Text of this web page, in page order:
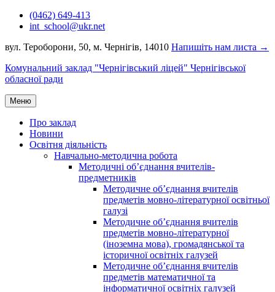
Перейти(0462) 649-413
int_school@ukr.net
вул. Тероборони, 50, м. Чернігів, 14010 Напишіть нам листа →
Комунальний заклад "Чернігівський ліцей" Чернігівської
обласної ради
Меню
Про заклад
Новини
Освітня діяльність
Навчально-методична робота
Методичні об’єднання вчителів-
предметників
Методичне об’єднання вчителів
предметів мовно-літературної освітньої
галузі
Методичне об’єднання вчителів
предметів мовно-літературної
(іноземна мова), громадянської та
історичної освітніх галузей
Методичне об’єднання вчителів
предметів математичної та
інформатичної освітніх галузей